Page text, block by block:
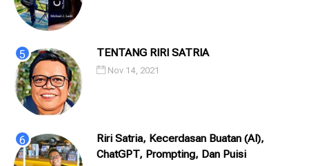
TENTANG RIRI SATRIA
Nov 14, 2021
Riri Satria, Kecerdasan Buatan (AI),
ChatGPT, Prompting, Dan Puisi